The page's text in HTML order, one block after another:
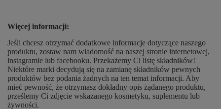
Więcej informacji:
Jeśli chcesz otrzymać dodatkowe informacje dotyczące naszego
produktu, zostaw nam wiadomość na naszej stronie internetowej,
instagramie lub facebooku. Przekażemy Ci listę składników!
Niektóre marki decydują się na zamianę składników pewnych
produktów bez podania żadnych na ten temat informacji. Aby
mieć pewność, że otrzymasz dokładny opis żądanego produktu,
prześlemy Ci zdjęcie wskazanego kosmetyku, suplementu lub
żywności.